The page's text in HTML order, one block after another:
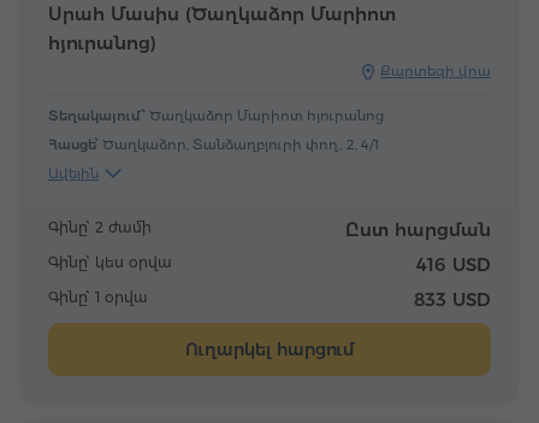
Սրահ Մասիս (Ծաղկաձոր Մարիոտ
հյուրանոց)
Քարտեզի վրա
Տեղակայում՝ Ծաղկաձոր Մարիոտ հյուրանոց
Հասցե՝ Ծաղկաձոր, Տանձաղբյուրի փող., 2, 4/1
Ավելին
Գինը՝ 2 ժամի Ըստ հարցման
Գինը՝ կես օրվա 416 USD
Գինը՝ 1 օրվա 833 USD
Ուղարկել հարցում